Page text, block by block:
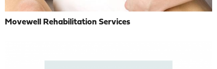
Movewell Rehabilitation Services